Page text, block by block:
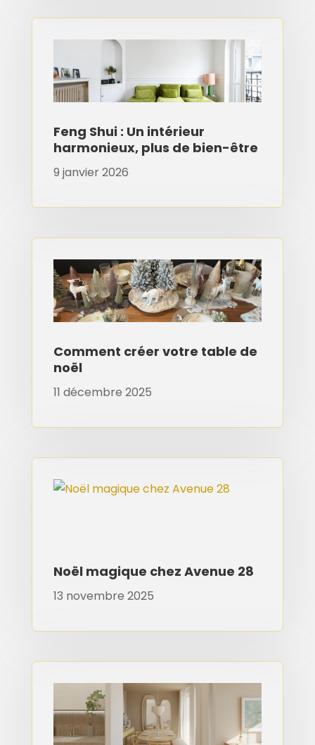
Feng Shui : Un intérieur
harmonieux, plus de bien-être
9 janvier 2026
Comment créer votre table de
noël
11 décembre 2025
Noël magique chez Avenue 28
13 novembre 2025